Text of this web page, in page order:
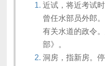
近试，将近考试
曾任水部员外郎
有关水道的政令
部》。
洞房，指新房。停